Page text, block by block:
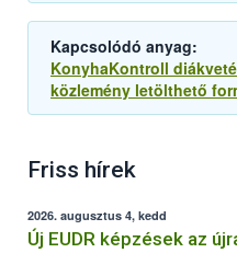
Kapcsolódó anyag:
KonyhaKontroll
közlemény letölthető
Friss hírek
2026. augusztus 4, kedd
Új EUDR képzések az